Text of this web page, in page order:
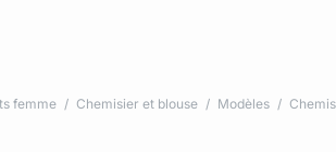
femme Chemisier et blouse Modèles